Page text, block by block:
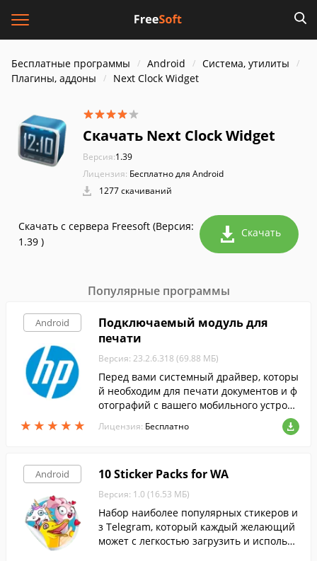
Бесплатные программы Android
Система, утилиты
Плагины, аддоны
Next Clock Widget
Скачать Next Clock Widget
Версия:1.39
Лицензия: Бесплатно для Android
1277 скачиваний
Скачать с сервера Freesoft (Версия:
1.39 )
Скачать
Популярные программы
Android
★ ★ ★ ★ ★
★ ★ ★ ★ ★
Подключаемый модуль для
печати
Версия: 23.2.6.318 (69.88 МБ)
Перед вами системный драйвер, которы
й необходим для печати документов и ф
отографий с вашего мобильного устройс
Лицензия: Бесплатно
Android 10 Sticker Packs for WA
Версия: 1.0 (16.53 МБ)
Набор наиболее популярных стикеров и
з Telegram, который каждый желающий
может с легкостью загрузить и использо